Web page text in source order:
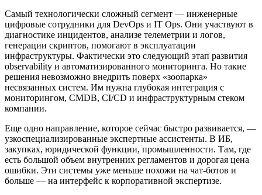
Самый технологически сложный сегмент — инженерные
цифровые сотрудники для DevOps и IT Ops. Они участвуют в
диагностике инцидентов, анализе телеметрии и логов,
генерации скриптов, помогают в эксплуатации
инфраструктуры. Фактически это следующий этап развития
observability и автоматизированного мониторинга. Но такие
решения невозможно внедрить поверх «зоопарка»
несвязанных систем. Им нужна глубокая интеграция с
мониторингом, CMDB, CI/CD и инфраструктурным стеком
компании.
Еще одно направление, которое сейчас быстро развивается, —
узкоспециализированные экспертные ассистенты. В ИБ,
закупках, юридической функции, промышленности. Там, где
есть большой объем внутренних регламентов и дорогая цена
ошибки. Эти системы уже меньше похожи на чат-ботов и
больше — на интерфейс к корпоративной экспертизе.